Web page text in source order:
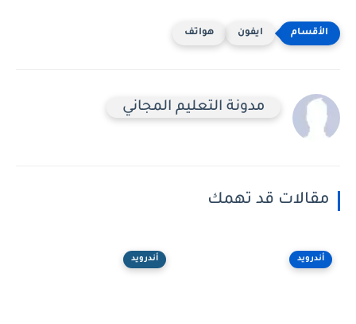
ايفون هواتف
مدونة التعليم المجاني
مقالات قد تهمك
أندرويد أندرويد